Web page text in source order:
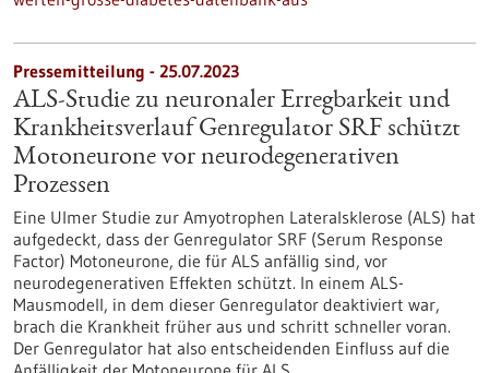
Pressemitteilung - 25.07.2023
ALS-Studie zu neuronaler Erregbarkeit und
Krankheitsverlauf Genregulator SRF schützt
Motoneurone vor neurodegenerativen
Prozessen
Eine Ulmer Studie zur Amyotrophen Lateralsklerose (ALS) hat
aufgedeckt, dass der Genregulator SRF (Serum Response
Factor) Motoneurone, die für ALS anfällig sind, vor
neurodegenerativen Effekten schützt. In einem ALS-
Mausmodell, in dem dieser Genregulator deaktiviert war,
brach die Krankheit früher aus und schritt schneller voran.
Der Genregulator hat also entscheidenden Einfluss auf die